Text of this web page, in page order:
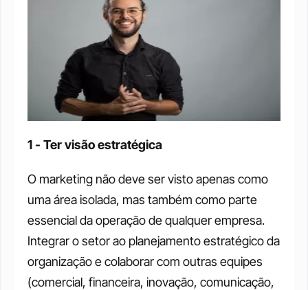
1 - Ter visão estratégica
O marketing não deve ser visto apenas como
uma área isolada, mas também como parte
essencial da operação de qualquer empresa.
Integrar o setor ao planejamento estratégico da
organização e colaborar com outras equipes
(comercial, financeira, inovação, comunicação,